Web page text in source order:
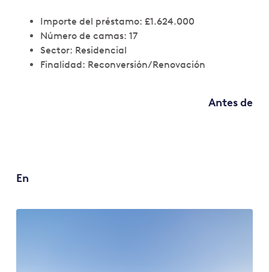
Importe del préstamo: £1.624.000
Número de camas: 17
Sector: Residencial
Finalidad: Reconversión/Renovación
Antes de
En